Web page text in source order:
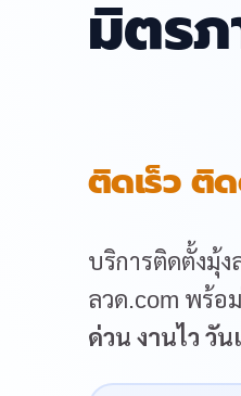
มิตร
ติดเร็ว ติ
บริการติดตั้งมุ้
ลวด.com พร้อ
ด่วน งานไว วั